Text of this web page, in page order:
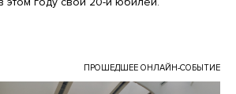
ПРОШЕДШЕЕ ОНЛАЙН-СОБЫТИЕ